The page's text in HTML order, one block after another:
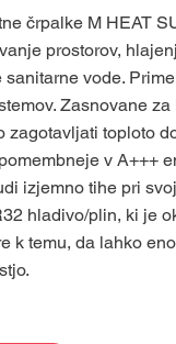
črpalke M HEAT
prostorov,
vode.
Zasnovane
zagotavljati toploto
v A+++
izjemno tihe pri
hladivo/plin, ki je
k temu, da lahko